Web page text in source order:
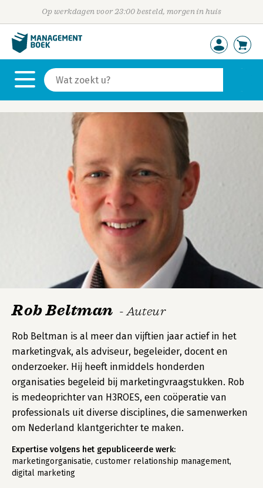
Op werkdagen voor 23:00 besteld, morgen in huis
Rob Beltman - Auteur
Rob Beltman is al meer dan vijftien jaar actief in het
marketingvak, als adviseur, begeleider, docent en
onderzoeker. Hij heeft inmiddels honderden
organisaties begeleid bij marketingvraagstukken. Rob
is medeoprichter van H3ROES, een coöperatie van
professionals uit diverse disciplines, die samenwerken
om Nederland klantgerichter te maken.
Expertise volgens het gepubliceerde werk:
marketingorganisatie, customer relationship management,
digital marketing